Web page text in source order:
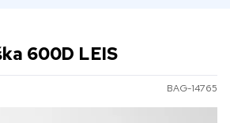
600D LEIS
BAG-14765